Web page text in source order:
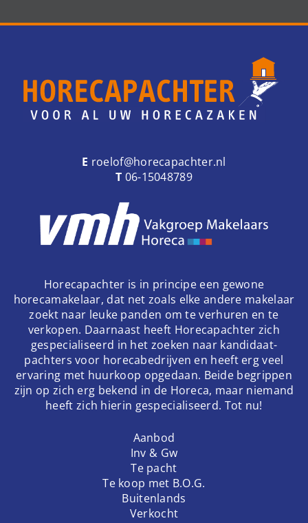
E roelof@horecapachter.nl
T 06-15048789
Horecapachter is in principe een gewone
horecamakelaar, dat net zoals elke andere makelaar
zoekt naar leuke panden om te verhuren en te
verkopen. Daarnaast heeft Horecapachter zich
gespecialiseerd in het zoeken naar kandidaat-
pachters voor horecabedrijven en heeft erg veel
ervaring met huurkoop opgedaan. Beide begrippen
zijn op zich erg bekend in de Horeca, maar niemand
heeft zich hierin gespecialiseerd. Tot nu!
Aanbod
Inv & Gw
Te pacht
Te koop met B.O.G.
Buitenlands
Verkocht